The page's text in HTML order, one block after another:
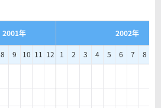
2001年
2002年
8 9 10 11 12 1 2 3 4 5 6 7 8